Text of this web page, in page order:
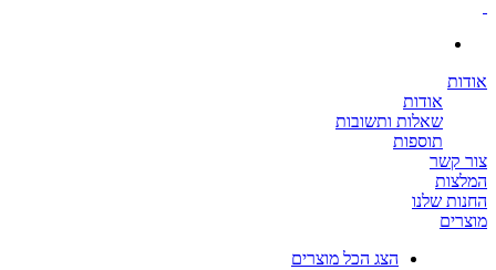
אודות
אודות
שאלות ותשובות
תוספות
צור קשר
המלצות
החנות שלנו
מוצרים
הצג הכל מוצרים